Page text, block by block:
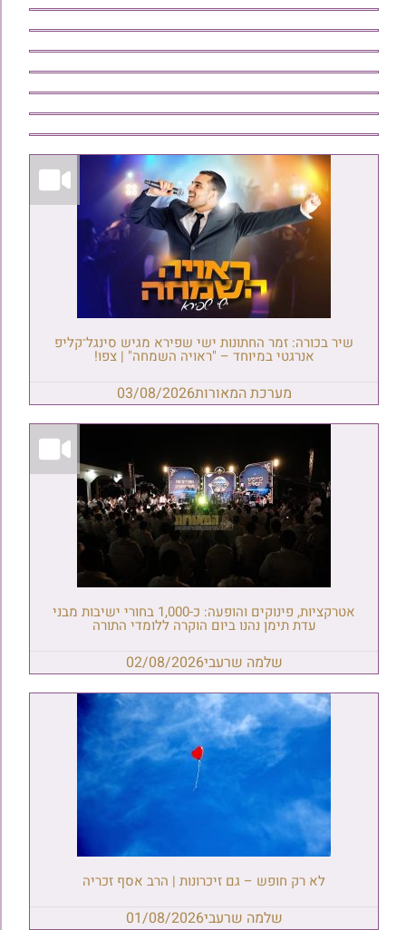
שיר בכורה: זמר החתונות ישי שפירא מגיש סינגל־קליפ
אנרגטי במיוחד – "ראויה השמחה" | צפו!
מערכת המאורות03/08/2026
אטרקציות, פינוקים והופעה: כ-1,000 בחורי ישיבות מבני
עדת תימן נהנו ביום הוקרה ללומדי התורה
שלמה שרעבי02/08/2026
לא רק חופש – גם זיכרונות | הרב אסף זכריה
שלמה שרעבי01/08/2026